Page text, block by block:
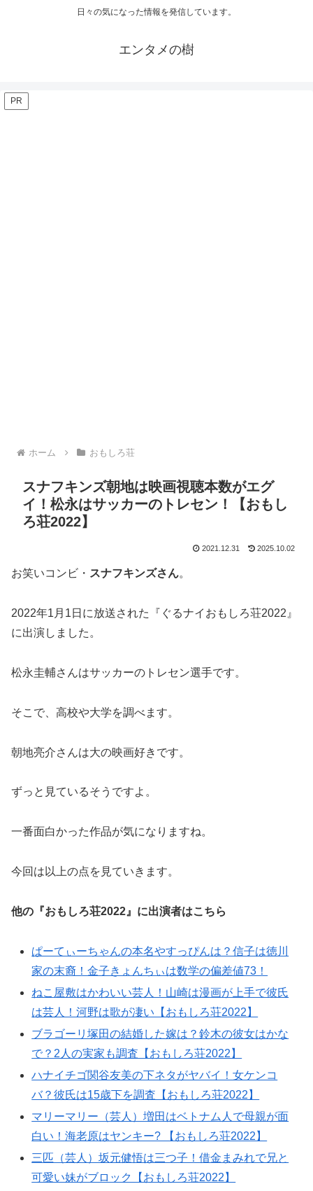
日々の気になった情報を発信しています。
エンタメの樹
PR
ホーム おもしろ荘
スナフキンズ朝地は映画視聴本数がエグ
イ！松永はサッカーのトレセン！【おもし
ろ荘2022】
2021.12.31 2025.10.02
お笑いコンビ・ スナフキンズさん。
2022年1月1日に放送された『ぐるナイおもしろ荘2022』
に出演しました。
松永圭輔さんはサッカーのトレセン選手です。
そこで、高校や大学を調べます。
朝地亮介さんは大の映画好きです。
ずっと見ているそうですよ。
一番面白かった作品が気になりますね。
今回は以上の点を見ていきます。
他の『おもしろ荘2022』に出演者はこちら
ぱーてぃーちゃんの本名やすっぴんは？信子は徳川
家の末裔！金子きょんちぃは数学の偏差値73！
ねこ屋敷はかわいい芸人！山崎は漫画が上手で彼氏
は芸人！河野は歌が凄い【おもしろ荘2022】
ブラゴーリ塚田の結婚した嫁は？鈴木の彼女はかな
で？2人の実家も調査【おもしろ荘2022】
ハナイチゴ関谷友美の下ネタがヤバイ！女ケンコ
バ？彼氏は15歳下を調査【おもしろ荘2022】
マリーマリー（芸人）増田はベトナム人で母親が面
白い！海老原はヤンキー? 【おもしろ荘2022】
三匹（芸人）坂元健悟は三つ子！借金まみれで兄と
可愛い妹がブロック【おもしろ荘2022】